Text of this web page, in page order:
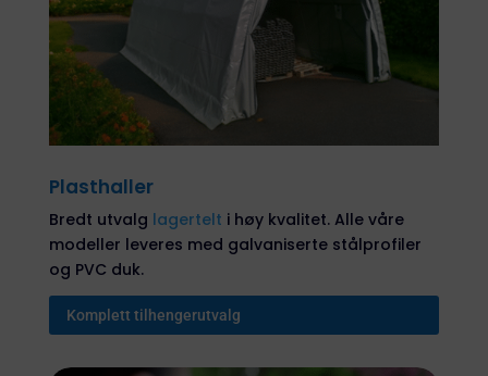
Plasthaller
Bredt utvalg lagertelt i høy kvalitet. Alle våre
modeller leveres med galvaniserte stålprofiler
og PVC duk.
Komplett tilhengerutvalg